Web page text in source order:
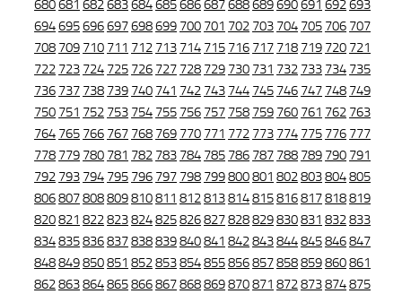
680681 682683684685686687688689690691 692693
694695696697698699 700 701 702 703 704 705 706 707
708 709 710 711 712 713 714 715 716 717 718 719 720 721
722 723 724 725 726 727 728 729 730 731 732 733 734 735
736 737 738 739 740 741 742 743 744 745 746 747 748 749
750 751 752 753 754 755 756 757 758 759 760 761 762 763
764 765 766 767 768 769 770 771 772 773 774 775 776 777
778 779 780 781 782 783 784 785 786 787 788 789 790 791
792 793 794 795 796 797 798 799800801 802803804805
806807808809810811 812813814815816817818819
820821 822823824825826827828829830831 832833
834835836837838839840841 842843844845846847
848849850851 852853854855856857858859860861
862863864865866867868869870871 872873874875